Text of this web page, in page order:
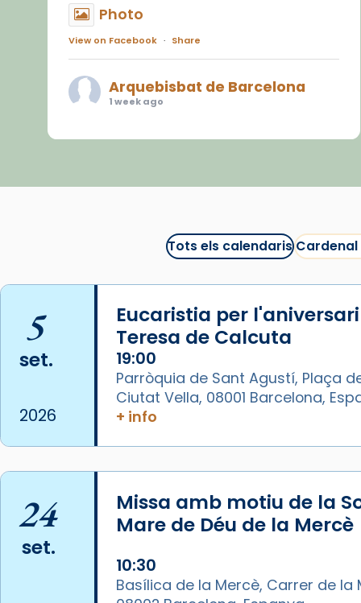
Photo
View on Facebook · Share
Arquebisbat de Barcelona
1 week ago
juliol la missa de Les Santes de
📸 J. Merino
Photo
View on Facebook · Share
Arquebisbat de Barcelona
Catedral de Barcelona.
tingut lloc la missa d’acció de
gràcies en agraïment al comitè
apostòlica del Sant Pare Lleó XIV
a Barcelona, i als col·laboradors,
Tots els calendarisCardenal
5
set.
2026
Eucaristia per
Teresa de Calcuta
19:00
Parròquia de Sant Agustí, Plaça
Ciutat Vella, 08001 Barcelona,
+ info
24
set.
Missa amb motiu de la
Mare de Déu de la Mercè
10:30
Basílica de la Mercè, Carrer de la